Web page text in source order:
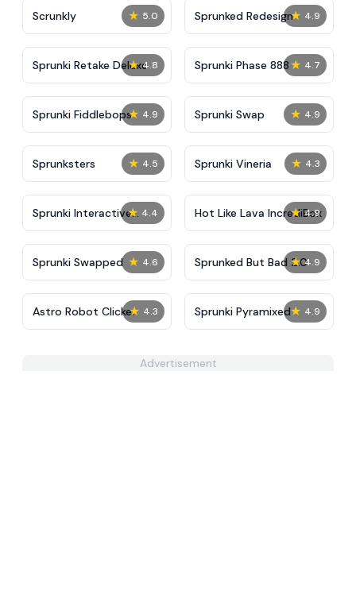
★ 5.0
Scrunkly ★ 4.9
Sprunked Redesign
★ 4.8
Sprunki Retake Deluxe ★ 4.7
Sprunki Phase 888
★ 4.9
Sprunki Fiddlebops ★ 4.9
Sprunki Swap
★ 4.5
Sprunksters ★ 4.3
Sprunki Vineria
★ 4.4
Sprunki Interactive
Tunner
★ 4.9
Hot Like Lava IncrediBox
★ 4.6
Sprunki Swapped ★ 4.9
Sprunked But Bad 2.0
★ 4.3
Astro Robot Clicker ★ 4.9
Sprunki Pyramixed
Advertisement